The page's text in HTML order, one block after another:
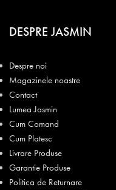
DESPRE JASMIN
Despre noi
Magazinele noastre
Contact
Lumea Jasmin
Cum Comand
Cum Platesc
Livrare Produse
Garantie Produse
Politica de Returnare